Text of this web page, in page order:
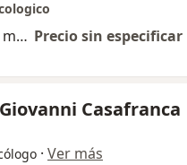
Biópsia quirúrgica de mama Precio sin especificar
Casafranca
· Ver más